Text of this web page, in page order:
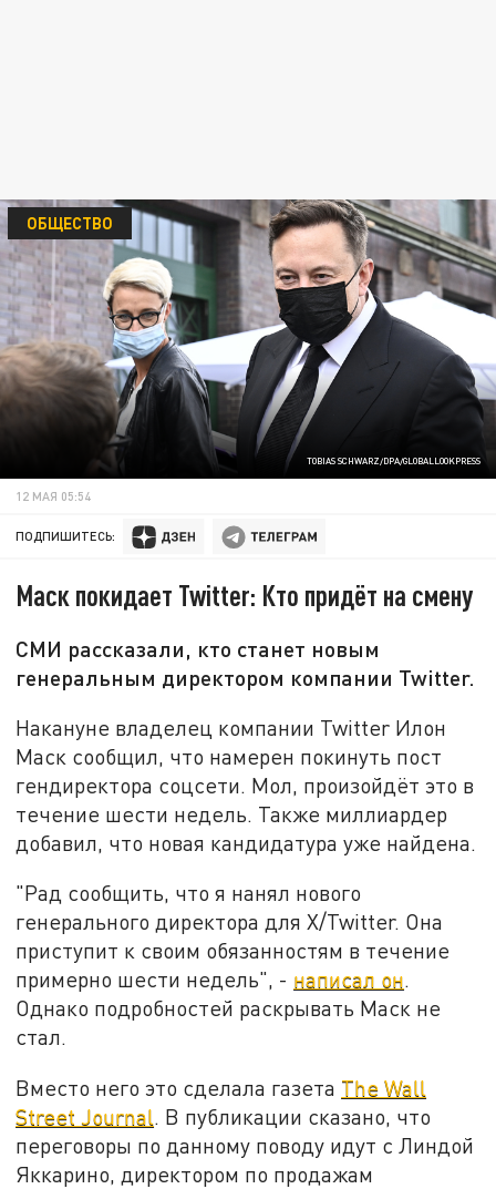
TOBIAS SCHWARZ/DPA/GLOBALLOOKPRESS
ОБЩЕСТВО
12 МАЯ 05:54
ПОДПИШИТЕСЬ:
Маск покидает Twitter: Кто придёт на смену
СМИ рассказали, кто станет новым
генеральным директором компании Twitter.
Накануне владелец компании Twitter Илон
Маск сообщил, что намерен покинуть пост
гендиректора соцсети. Мол, произойдёт это в
течение шести недель. Также миллиардер
добавил, что новая кандидатура уже найдена.
"Рад сообщить, что я нанял нового
генерального директора для X/Twitter. Она
приступит к своим обязанностям в течение
примерно шести недель", - написал он.
Однако подробностей раскрывать Маск не
стал.
Вместо него это сделала газета The Wall
Street Journal. В публикации сказано, что
переговоры по данному поводу идут с Линдой
Яккарино, директором по продажам